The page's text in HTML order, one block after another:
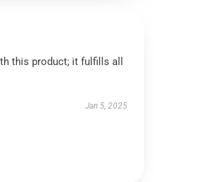
this product; it fulfills all
Jan 5, 2025